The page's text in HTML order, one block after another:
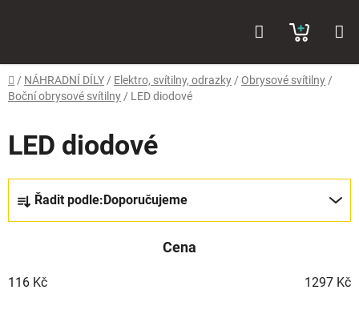
KOŠÍK
Domů
/ NÁHRADNÍ DÍLY / Elektro, svítilny, odrazky / Obrysové svítilny /
Boční obrysové svítilny / LED diodové
LED diodové
n
í
Řadit podle:Doporučujeme
Cena
116 Kč 1297 Kč